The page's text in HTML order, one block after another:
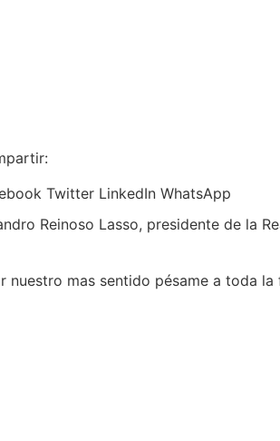
Twitter LinkedIn WhatsApp
Reinoso Lasso, presidente de la
mas sentido pésame a toda